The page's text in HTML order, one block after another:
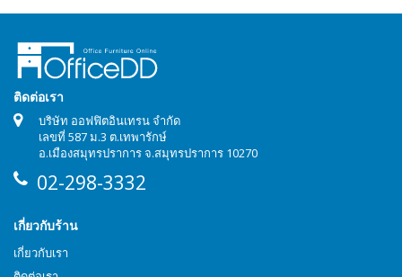
ติดต่อเรา
บริษัท ออฟฟิตอินเทรน จำกัด
เลขที่ 587 ม.3 ต.เทพารักษ์
อ.เมืองสมุทรปราการ จ.สมุทรปราการ 10270
02-298-3332
เกี่ยวกับร้าน
เกี่ยวกับเรา